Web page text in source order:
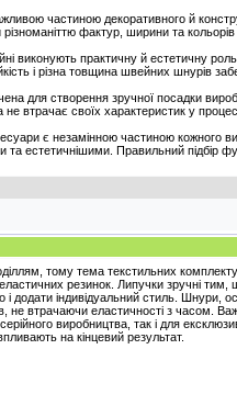
частиною декоративного й
різноманіттю фактур, ширини та
виконують практичну й естетичну
і різна товщина швейних шнурів
для створення зручної посадки
не втрачає своїх характеристик у
є незамінною частиною кожного
та естетичнішими. Правильний підбір
тому тема текстильних
еластичних резинок. Липучки зручні
і додати індивідуальний стиль.
не втрачаючи еластичності з часом.
виробництва, так і для
на кінцевий результат.